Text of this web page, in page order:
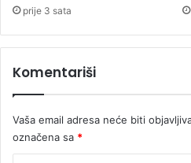
prije 3 sata
Komentariši
Vaša email adresa neće biti
označena sa *